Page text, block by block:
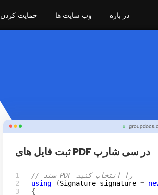
حمایت کردن وب سایت ها در باره
ثبت فایل های PDF در سی شارپ
// سند PDF را انتخاب کنید
using (Signature signature =